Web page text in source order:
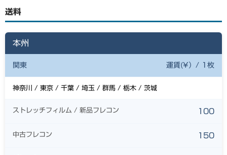
送料
本州
関東 運賃(¥）/ 1枚
神奈川 / 東京 / 千葉 / 埼玉 / 群馬 / 栃木 / 茨城
ストレッチフィルム / 新品フレコン 100
中古フレコン 150